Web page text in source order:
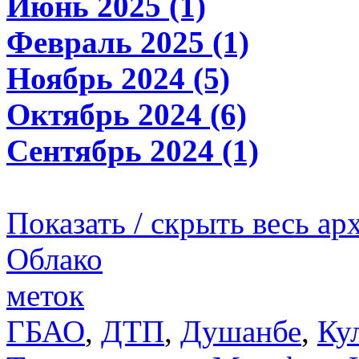
Февраль 2025 (1)
Ноябрь 2024 (5)
Октябрь 2024 (6)
Сентябрь 2024 (1)
Показать / скрыть весь
Облако
меток
ГБАО, ДТП, Душанбе,